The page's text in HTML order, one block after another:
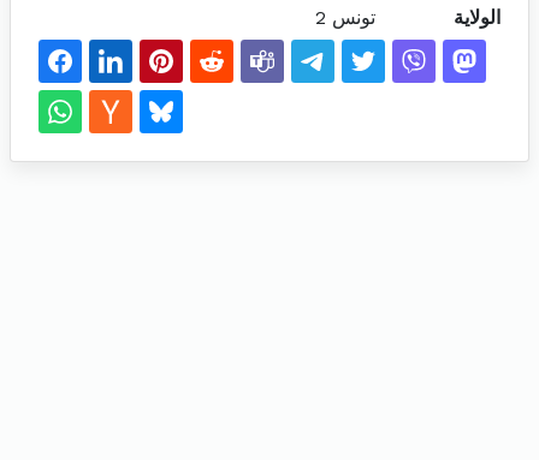
الولاية
تونس 2